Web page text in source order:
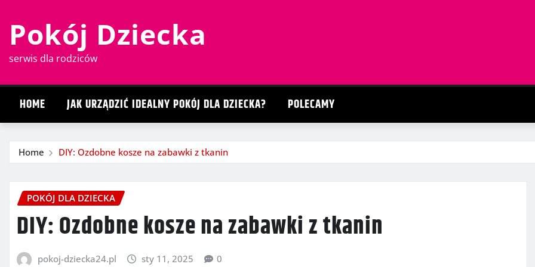
content
Pokój Dziecka
serwis dla rodziców
HOME JAK URZĄDZIĆ IDEALNY POKÓJ DLA DZIECKA? POLECAMY
Home DIY: Ozdobne kosze na zabawki z tkanin
POKÓJ DLA DZIECKA
DIY: Ozdobne kosze na zabawki z tkanin
pokoj-dziecka24.pl sty 11, 2025 0